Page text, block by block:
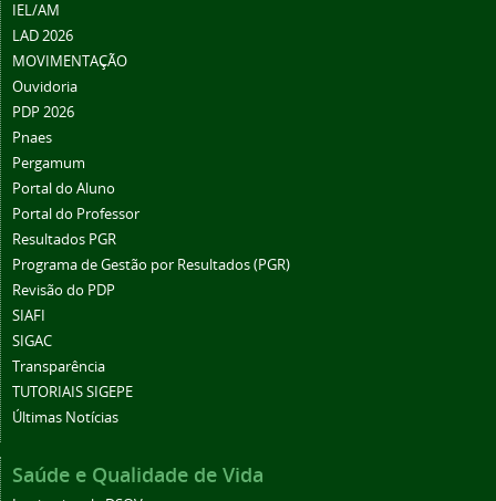
IEL/AM
LAD 2026
MOVIMENTAÇÃO
Ouvidoria
PDP 2026
Pnaes
Pergamum
Portal do Aluno
Portal do Professor
Resultados PGR
Programa de Gestão por Resultados (PGR)
Revisão do PDP
SIAFI
SIGAC
Transparência
TUTORIAIS SIGEPE
Últimas Notícias
Saúde e Qualidade de Vida